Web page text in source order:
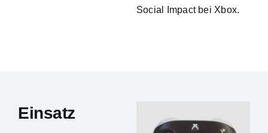
Social Impact bei Xbox.
Einsatz